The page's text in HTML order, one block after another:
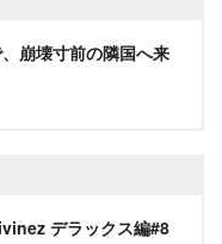
崩壊寸前の隣国へ来
デラックス編#8